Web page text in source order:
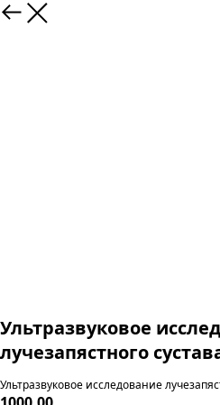
Ультразвуковое
лучезапястного
Ультразвуковое исследование